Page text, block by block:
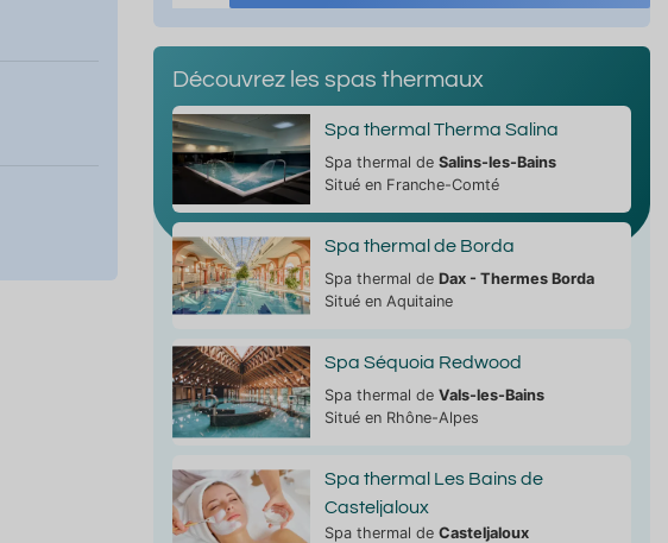
Découvrez les spas thermaux
Spa thermal Therma Salina
Spa thermal de Salins-les-Bains
Situé en Franche-Comté
Spa thermal de Borda
Spa thermal de Dax - Thermes Borda
Situé en Aquitaine
Spa Séquoia Redwood
Spa thermal de Vals-les-Bains
Situé en Rhône-Alpes
Spa thermal Les Bains de
Casteljaloux
Spa thermal de Casteljaloux